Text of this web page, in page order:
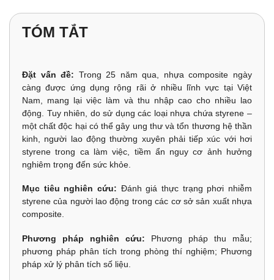
TÓM TẮT
Đặt vấn đề: Trong 25 năm qua, nhựa composite ngày
càng được ứng dụng rộng rãi ở nhiều lĩnh vực tại Việt
Nam, mang lại việc làm và thu nhập cao cho nhiều lao
động. Tuy nhiên, do sử dụng các loại nhựa chứa styrene –
một chất độc hại có thể gây ung thư và tổn thương hệ thần
kinh, người lao động thường xuyên phải tiếp xúc với hơi
styrene trong ca làm việc, tiềm ẩn nguy cơ ảnh hưởng
nghiêm trọng đến sức khỏe.
Mục tiêu nghiên cứu: Đánh giá thực trạng phơi nhiễm
styrene của người lao động trong các cơ sở sản xuất nhựa
composite.
Phương pháp nghiên cứu: Phương pháp thu mẫu;
phương pháp phân tích trong phòng thí nghiệm; Phương
pháp xử lý phân tích số liệu.